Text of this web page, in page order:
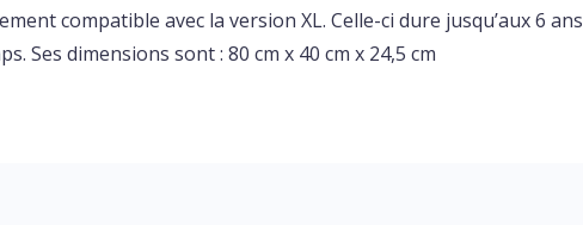
compatible avec la version XL. Celle-ci dure jusqu’aux 6 ans
Ses dimensions sont : 80 cm x 40 cm x 24,5 cm